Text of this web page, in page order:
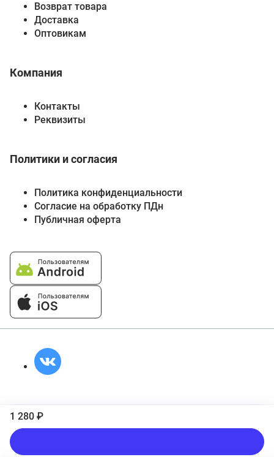
1 280 ₽
Возврат товара
Доставка
Оптовикам
Компания
Контакты
Реквизиты
Политики и согласия
Политика конфиденциальности
Согласие на обработку ПДн
Публичная оферта